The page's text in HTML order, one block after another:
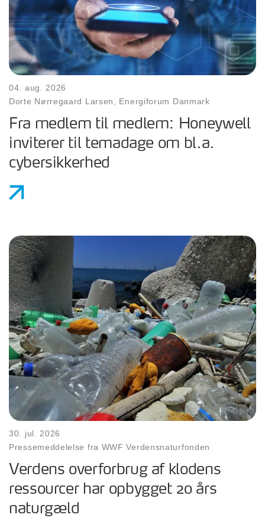
04. aug. 2026
Dorte Nørregaard Larsen, Energiforum Danmark
Fra medlem til medlem: Honeywell
inviterer til temadage om bl.a.
cybersikkerhed
30. jul. 2026
Pressemeddelelse fra WWF Verdensnaturfonden
Verdens overforbrug af klodens
ressourcer har opbygget 20 års
naturgæld